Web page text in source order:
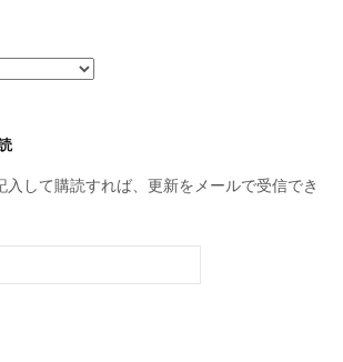
入して購読すれば、更新をメールで受信でき